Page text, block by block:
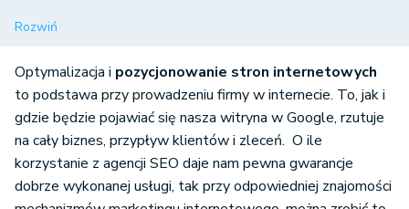
Rozwiń
Optymalizacja i pozycjonowanie stron internetowych
to podstawa przy prowadzeniu firmy w internecie. To, jak i
gdzie będzie pojawiać się nasza witryna w Google, rzutuje
na cały biznes, przypływ klientów i zleceń. O ile
korzystanie z agencji SEO daje nam pewna gwarancje
dobrze wykonanej usługi, tak przy odpowiedniej znajomości